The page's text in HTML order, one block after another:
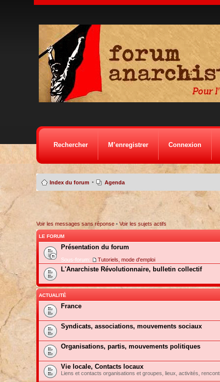
Rechercher M’enregistrer Connexion
Index du forum • Agenda
Voir les messages sans réponse• Voir les sujets actifs
LE FORUM
Présentation du forum
Sous-forum: Tutoriels, mode d'emploi
L'Anarchiste Révolutionnaire, bulletin collectif
ACTUALITÉ
France
Syndicats, associations, mouvements sociaux
Organisations, partis, mouvements politiques
Vie locale, Contacts locaux
Liens et contacts organisations et groupes, lieux, activités,